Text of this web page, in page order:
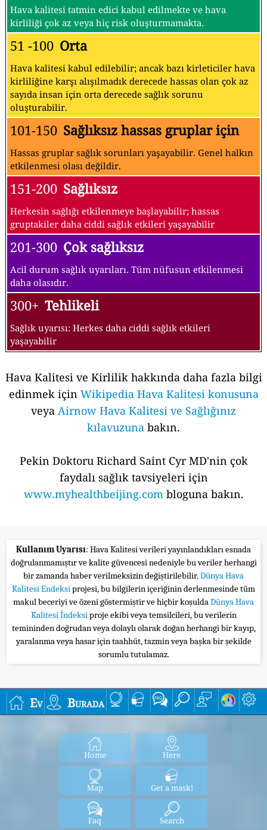
Hava kalitesi tatmin edici kabul edilmekte ve hava
kirliliği çok az veya hiç risk oluşturmamakta.
51 -100 Orta
Hava kalitesi kabul edilebilir; ancak bazı kirleticiler hava
kirliliğine karşı alışılmadık derecede hassas olan çok az
sayıda insan için orta derecede sağlık sorunu
oluşturabilir.
101-150 Sağlıksız hassas gruplar için
Hassas gruplar sağlık sorunları yaşayabilir. Genel halkın
etkilenmesi olası değildir.
151-200 Sağlıksız
Herkesin sağlığı etkilenmeye başlayabilir; hassas
gruptakiler daha ciddi sağlık etkileri yaşayabilir
201-300 Çok sağlıksız
Acil durum sağlık uyarıları. Tüm nüfusun etkilenmesi
daha olasıdır.
300+ Tehlikeli
Sağlık uyarısı: Herkes daha ciddi sağlık etkileri
yaşayabilir
Hava Kalitesi ve Kirlilik hakkında daha fazla bilgi
edinmek için Wikipedia Hava Kalitesi konusuna
veya Airnow Hava Kalitesi ve Sağlığınız
kılavuzuna bakın.
Pekin Doktoru Richard Saint Cyr MD'nin çok
faydalı sağlık tavsiyeleri için
www.myhealthbeijing.combloguna bakın.
Kullanım Uyarısı: Hava Kalitesi verileri yayınlandıkları esnada
doğrulanmamıştır ve kalite güvencesi nedeniyle bu veriler herhangi
bir zamanda haber verilmeksizin değiştirilebilir.Dünya Hava
Kalitesi Endeksiprojesi, bu bilgilerin içeriğinin derlenmesinde tüm
makul beceriyi ve özeni göstermiştir ve hiçbir koşuldaDünya Hava
Kalitesi İndeksiproje ekibi veya temsilcileri, bu verilerin
temininden doğrudan veya dolaylı olarak doğan herhangi bir kayıp,
yaralanma veya hasar için taahhüt, tazmin veya başka bir şekilde
sorumlu tutulamaz.
Ev Burada
Home Here
Map Get a mask!
Faq Search